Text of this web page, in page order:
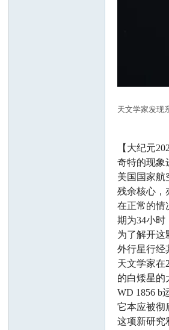
天文学家发现
【大纪元
奇特的现象
美国国家航
残余核心，
在正常的情
期为34小时
为了解开这
外行星行经
天文学家在
的白矮星的
WD 1856 b
它本应被彻
这项新研究